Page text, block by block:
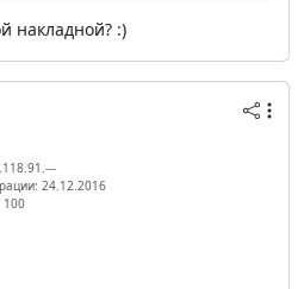
накладной? :)
24.12.2016
100